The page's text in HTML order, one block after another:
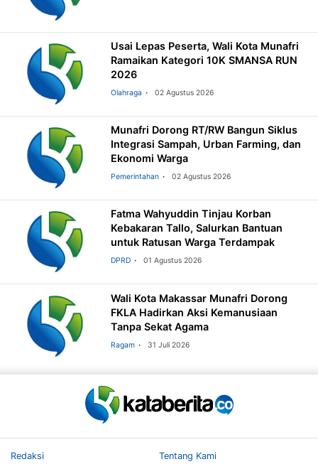
Usai Lepas Peserta, Wali Kota Munafri
Ramaikan Kategori 10K SMANSA RUN
2026
Olahraga 02 Agustus 2026
Munafri Dorong RT/RW Bangun Siklus
Integrasi Sampah, Urban Farming, dan
Ekonomi Warga
Pemerintahan 02 Agustus 2026
Fatma Wahyuddin Tinjau Korban
Kebakaran Tallo, Salurkan Bantuan
untuk Ratusan Warga Terdampak
DPRD 01 Agustus 2026
Wali Kota Makassar Munafri Dorong
FKLA Hadirkan Aksi Kemanusiaan
Tanpa Sekat Agama
Ragam 31 Juli 2026
Redaksi Tentang Kami